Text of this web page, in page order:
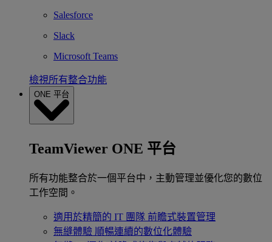
Salesforce
Slack
Microsoft Teams
檢視所有整合功能
ONE 平台
TeamViewer ONE 平台
所有功能整合於一個平台中，主動管理並優化您的數位
工作空間。
適用於精簡的 IT 團隊 前瞻式裝置管理
無縫體驗 順暢連續的數位化體驗